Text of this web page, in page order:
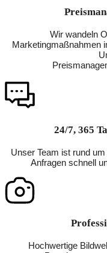
Wir wandeln
Marketingmaßnahmen
24/7, 365
Unser Team ist rund
Anfragen schnell
Hochwertige